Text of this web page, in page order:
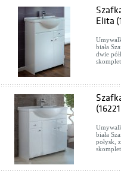
Cersanit IBIZA S504-009
Szafki podumywalkowe
Cena: 416,00 zł
Elita
biała
dwie
biała
połysk,